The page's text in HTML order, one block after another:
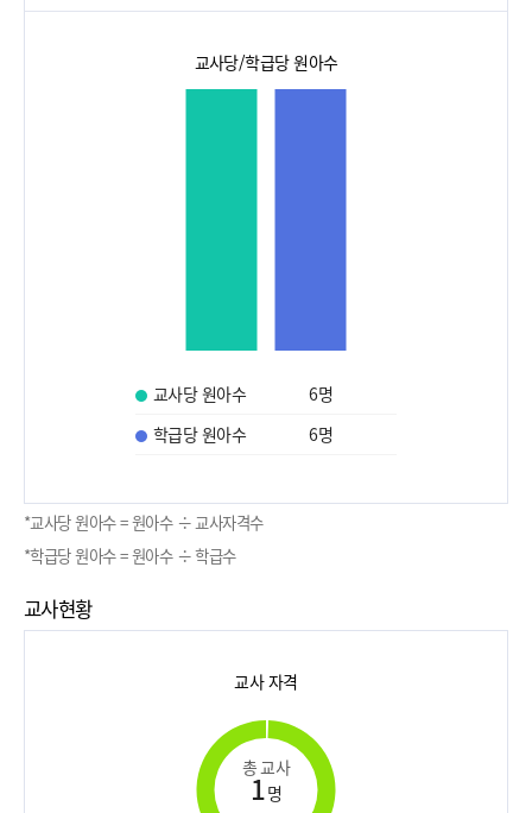
교사당/학급당 원아수
교사당 원아수 6명
학급당 원아수
6명
*교사당 원아수 = 원아수 ÷ 교사자격수
*학급당 원아수 = 원아수 ÷ 학급수
교사현황
교사 자격
총 교사
1명